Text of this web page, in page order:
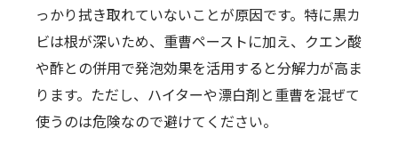
っかり拭き取れていないことが原因です。特に黒カ
ビは根が深いため、重曹ペーストに加え、クエン酸
や酢との併用で発泡効果を活用すると分解力が高ま
ります。ただし、ハイターや漂白剤と重曹を混ぜて
使うのは危険なので避けてください。